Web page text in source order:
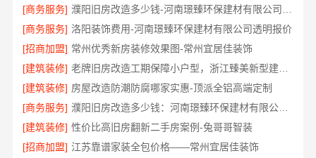
[商务服务]
[商务服务] 洛阳装饰费用-河南璟臻环保建材有限公司透明报价
[招商加盟] 常州优秀新房装修效果图-常州宜居佳装饰
[建筑装修]
老牌旧房改造工期保障小户型，浙江臻美新型建材有限公司高效完成
[建筑装修] 房屋改造防潮防腐哪家实惠-顶派全铝高端定制
[商务服务]
濮阳旧房改造多少钱：河南璟臻环保建材有限公司高性价比
[建筑装修] 性价比高旧房翻新二手房案例-兔哥哥智装
[招商加盟] 江苏靠谱家装全包价格——常州宜居佳装饰